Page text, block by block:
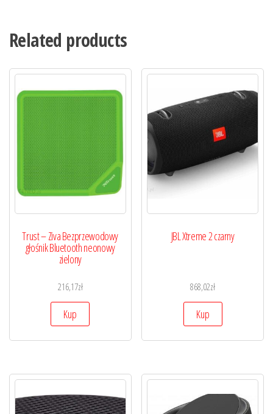
Related products
Trust – Ziva Bezprzewodowy
głośnik Bluetooth neonowy
zielony
216,17zł
Kup
JBL Xtreme 2 czarny
868,02zł
Kup